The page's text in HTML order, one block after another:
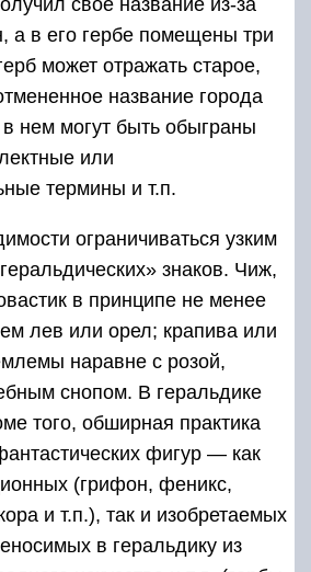
свое название из-за
а в его гербе помещены три
может отражать старое,
название города
нем могут быть обыграны
или
термины и т.п.
ограничиваться узким
знаков. Чиж,
в принципе не менее
лев или орел; крапива или
наравне с розой,
снопом. В геральдике
того, обширная практика
фигур — как
(грифон, феникс,
и т.п.), так и изобретаемых
в геральдику из